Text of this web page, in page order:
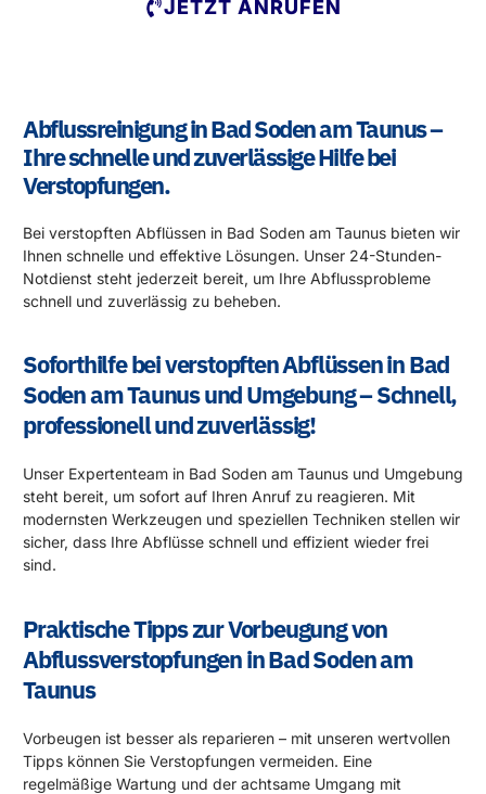
JETZT ANRUFEN
Abflussreinigung in Bad Soden am Taunus –
Ihre schnelle und zuverlässige Hilfe bei
Verstopfungen.
Bei verstopften Abflüssen in Bad Soden am Taunus bieten wir
Ihnen schnelle und effektive Lösungen. Unser 24-Stunden-
Notdienst steht jederzeit bereit, um Ihre Abflussprobleme
schnell und zuverlässig zu beheben.
Soforthilfe bei verstopften Abflüssen in Bad
Soden am Taunus und Umgebung – Schnell,
professionell und zuverlässig!
Unser Expertenteam in Bad Soden am Taunus und Umgebung
steht bereit, um sofort auf Ihren Anruf zu reagieren. Mit
modernsten Werkzeugen und speziellen Techniken stellen wir
sicher, dass Ihre Abflüsse schnell und effizient wieder frei
sind.
Praktische Tipps zur Vorbeugung von
Abflussverstopfungen in Bad Soden am
Taunus
Vorbeugen ist besser als reparieren – mit unseren wertvollen
Tipps können Sie Verstopfungen vermeiden. Eine
regelmäßige Wartung und der achtsame Umgang mit